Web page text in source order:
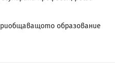
образование